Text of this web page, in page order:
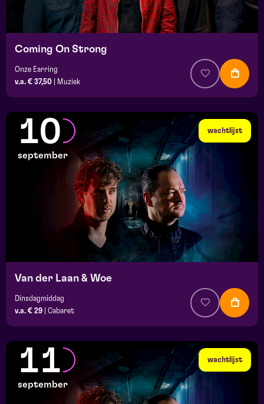
Coming On Strong
Onze Earring
v.a. € 37,50
Muziek
wachtlijst
10
september
Van der Laan & Woe
Dinsdagmiddag
v.a. € 29
Cabaret
wachtlijst
11
september